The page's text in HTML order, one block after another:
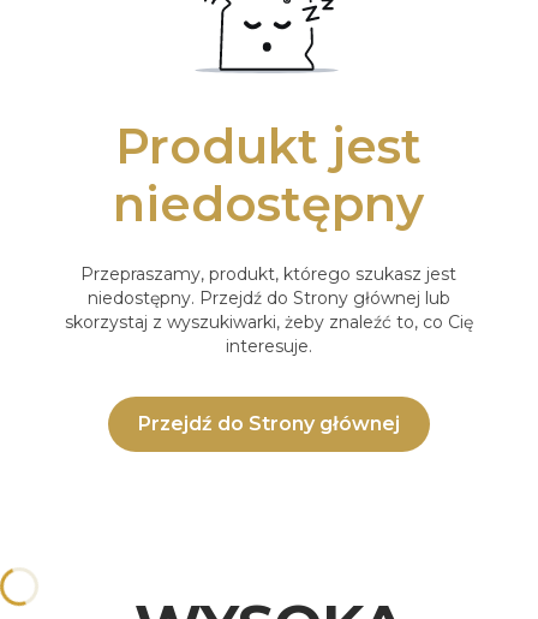
Produkt jest
niedostępny
Przepraszamy, produkt, którego szukasz jest
niedostępny. Przejdź do Strony głównej lub
skorzystaj z wyszukiwarki, żeby znaleźć to, co Cię
interesuje.
Przejdź do Strony głównej